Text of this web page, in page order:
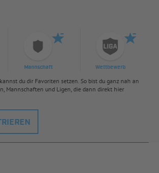
Mannschaft Wettbewerb
du dir Favoriten setzen. So bist du ganz nah an
Mannschaften und Ligen, die dann direkt hier